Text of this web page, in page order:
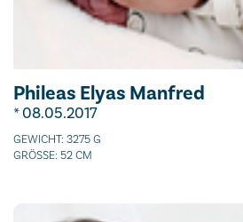
Phileas Elyas Manfred
* 08.05.2017
GEWICHT: 3275 G
GRÖSSE: 52 CM